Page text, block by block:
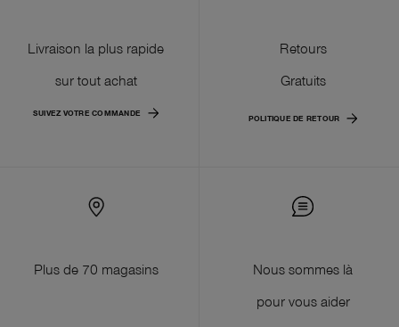
Livraison la plus rapide
sur tout achat
SUIVEZ VOTRE COMMANDE
Retours
Gratuits
POLITIQUE DE RETOUR
Plus de 70 magasins
Nous sommes là
pour vous aider